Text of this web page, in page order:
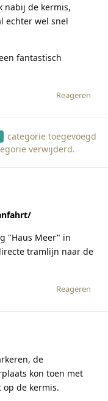
nabij de kermis,
echter wel snel
fantastisch
Reageren
categorietoegevoegd
verwijderd.
"Haus Meer" in
tramlijn naar de
Reageren
de
kon toen met
op de kermis.